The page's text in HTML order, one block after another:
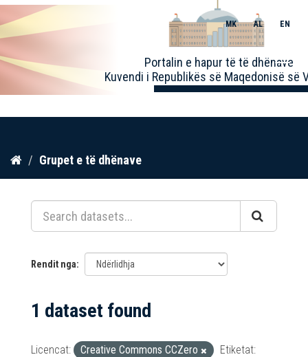
Kalo
përmbajtja
Portalin e hapur të të dhënave
Kuvendi i Republikës së Maqedonisë së
MK AL EN
Toggle
Grupet e të dhënave
Rendit nga
1 dataset found
Licencat: Creative Commons CCZero
Etiketat: